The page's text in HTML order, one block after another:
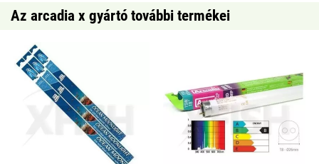
Az arcadia x gyártó további termékei